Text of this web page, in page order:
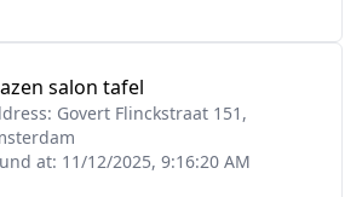
salon tafel
Govert Flinckstraat 151,
at: 11/12/2025, 9:16:20 AM